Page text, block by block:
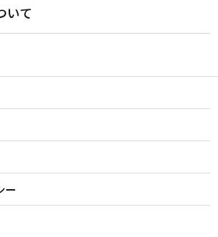
いて
ー